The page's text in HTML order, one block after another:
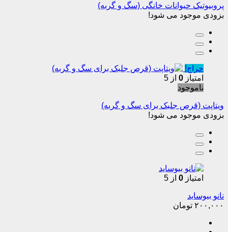
پروبیوتیک حیوانات خانگی (سگ و گربه)
بزودی موجود می شود!
حراج!
امتیاز 0 از 5
ناموجود
ویتاپت (قرص جلبک برای سگ و گربه)
بزودی موجود می شود!
امتیاز 0 از 5
نانو بیوساید
۲۰۰,۰۰۰ تومان